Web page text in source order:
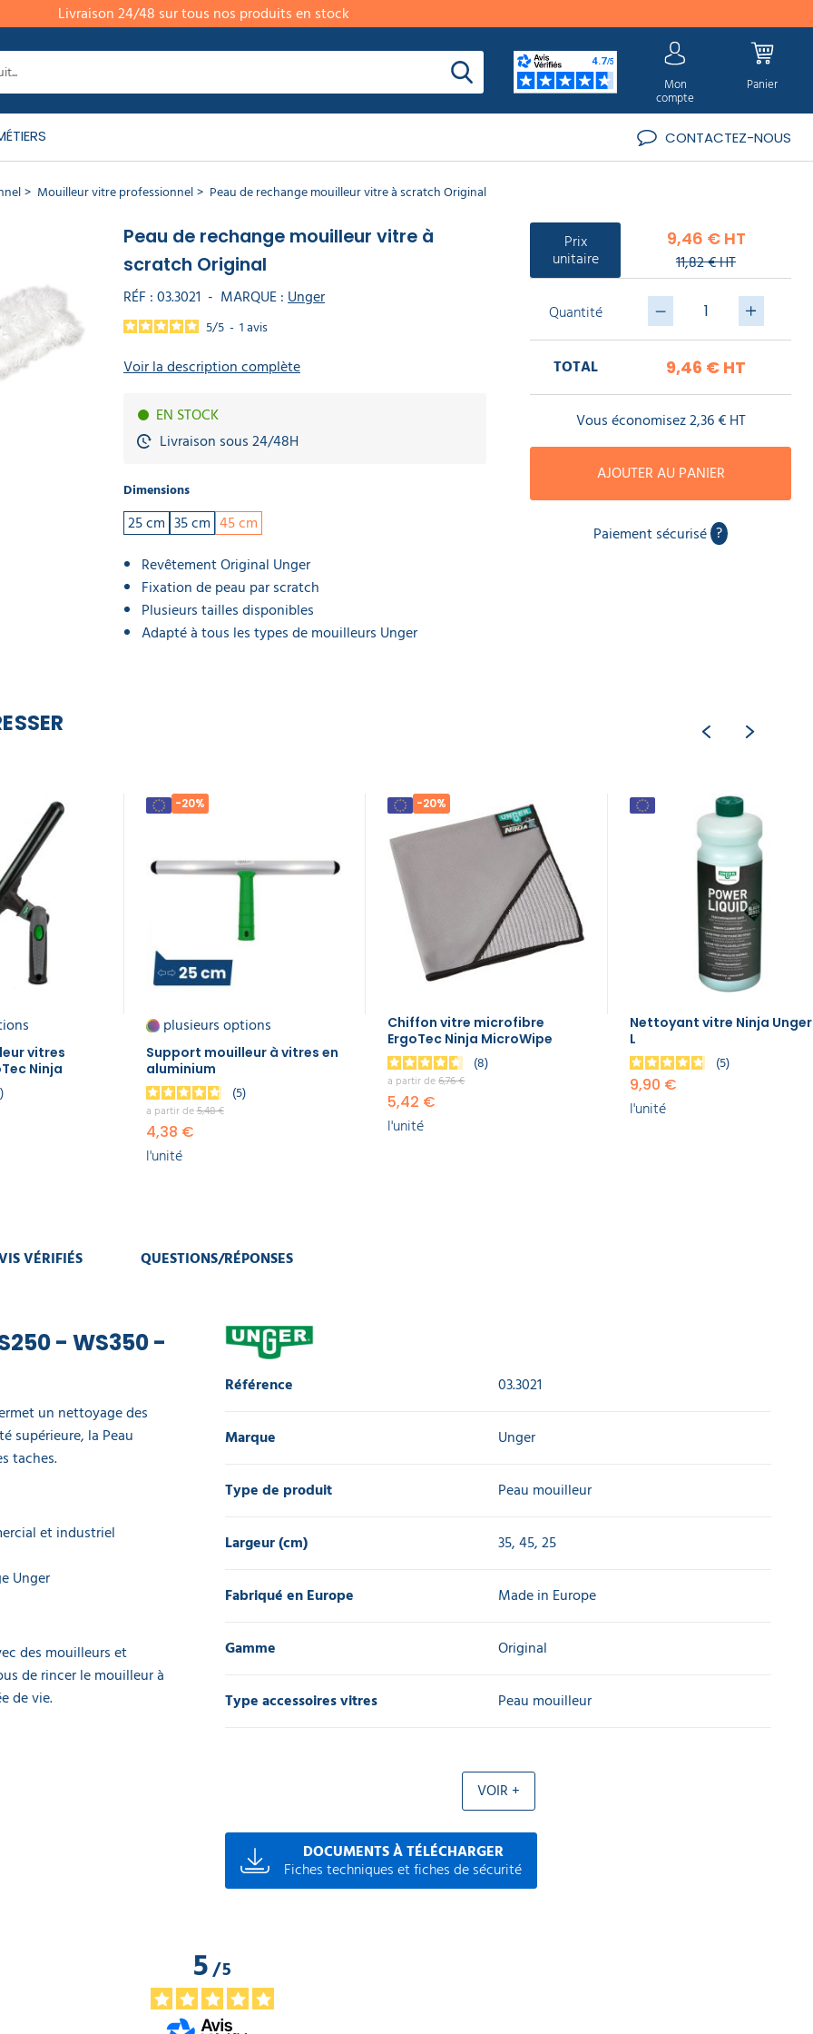
Livraison 24/48 sur tous nos produits en stock
Mon
compte
Panier
CONTACTEZ-NOUS
Mouilleur vitre professionnel Peau de rechange mouilleur vitre à scratch Original
Peau de rechange mouilleur vitre à
scratch Original
RÉF :03.3021 - MARQUE :Unger
5/5 - 1avis
Voir la description complète
EN STOCK
Livraison sous 24/48H
Dimensions
25 cm 35 cm 45 cm
Revêtement Original Unger
Fixation de peau par scratch
Plusieurs tailles disponibles
Adapté à tous les types de mouilleurs Unger
Prix
unitaire
9,46 € HT
11,82 € HT
Quantité
TOTAL 9,46 € HT
Vous économisez2,36 €HT
AJOUTER AU PANIER
Paiement sécurisé ?
vitres
Ninja
-20%
plusieurs options
Support mouilleur à vitres en
aluminium
5
a partir de5,48 €
4,38 €
l'unité
-20%
Chiffon vitre microfibre
ErgoTec Ninja MicroWipe
8
a partir de6,76 €
5,42 €
l'unité
Nettoyant vitre Ninja Unger
L
5
9,90 €
l'unité
VÉRIFIÉS QUESTIONS/RÉPONSES
- WS350 -
un nettoyage des
supérieure, la Peau
taches.
et industriel
Unger
des mouilleurs et
de rincer le mouilleur à
de vie.
Référence 03.3021
Marque Unger
Type de produit Peau mouilleur
Largeur (cm) 35, 45, 25
Fabriqué en Europe Made in Europe
Gamme Original
Type accessoires vitres Peau mouilleur
VOIR +
DOCUMENTS À TÉLÉCHARGER
Fiches techniques et fiches de sécurité
5/5